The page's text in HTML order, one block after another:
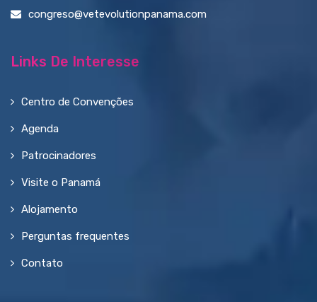
congreso@vetevolutionpanama.com
Links De Interesse
Centro de Convenções
Agenda
Patrocinadores
Visite o Panamá
Alojamento
Perguntas frequentes
Contato